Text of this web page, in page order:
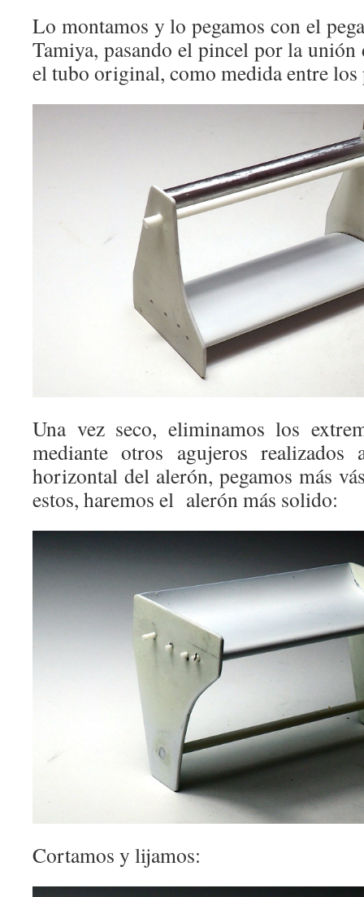
Lo montamos y lo pegamos con el
Tamiya, pasando el pincel por la unión
el tubo original, como medida entre los
Una vez seco, eliminamos los
mediante otros agujeros
horizontal del alerón, pegamos más
estos, haremos el alerón más solido:
Cortamos y lijamos: